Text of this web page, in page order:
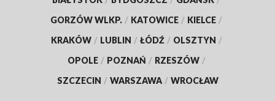
GORZÓW WLKP. / KATOWICE / KIELCE /
KRAKÓW / LUBLIN / ŁÓDŹ / OLSZTYN /
OPOLE / POZNAŃ / RZESZÓW /
SZCZECIN / WARSZAWA / WROCŁAW